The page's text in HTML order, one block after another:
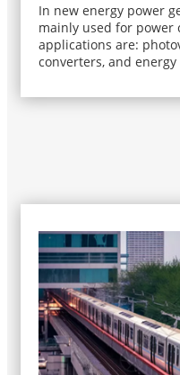
In new energy power
mainly used for power
applications are:
converters, and